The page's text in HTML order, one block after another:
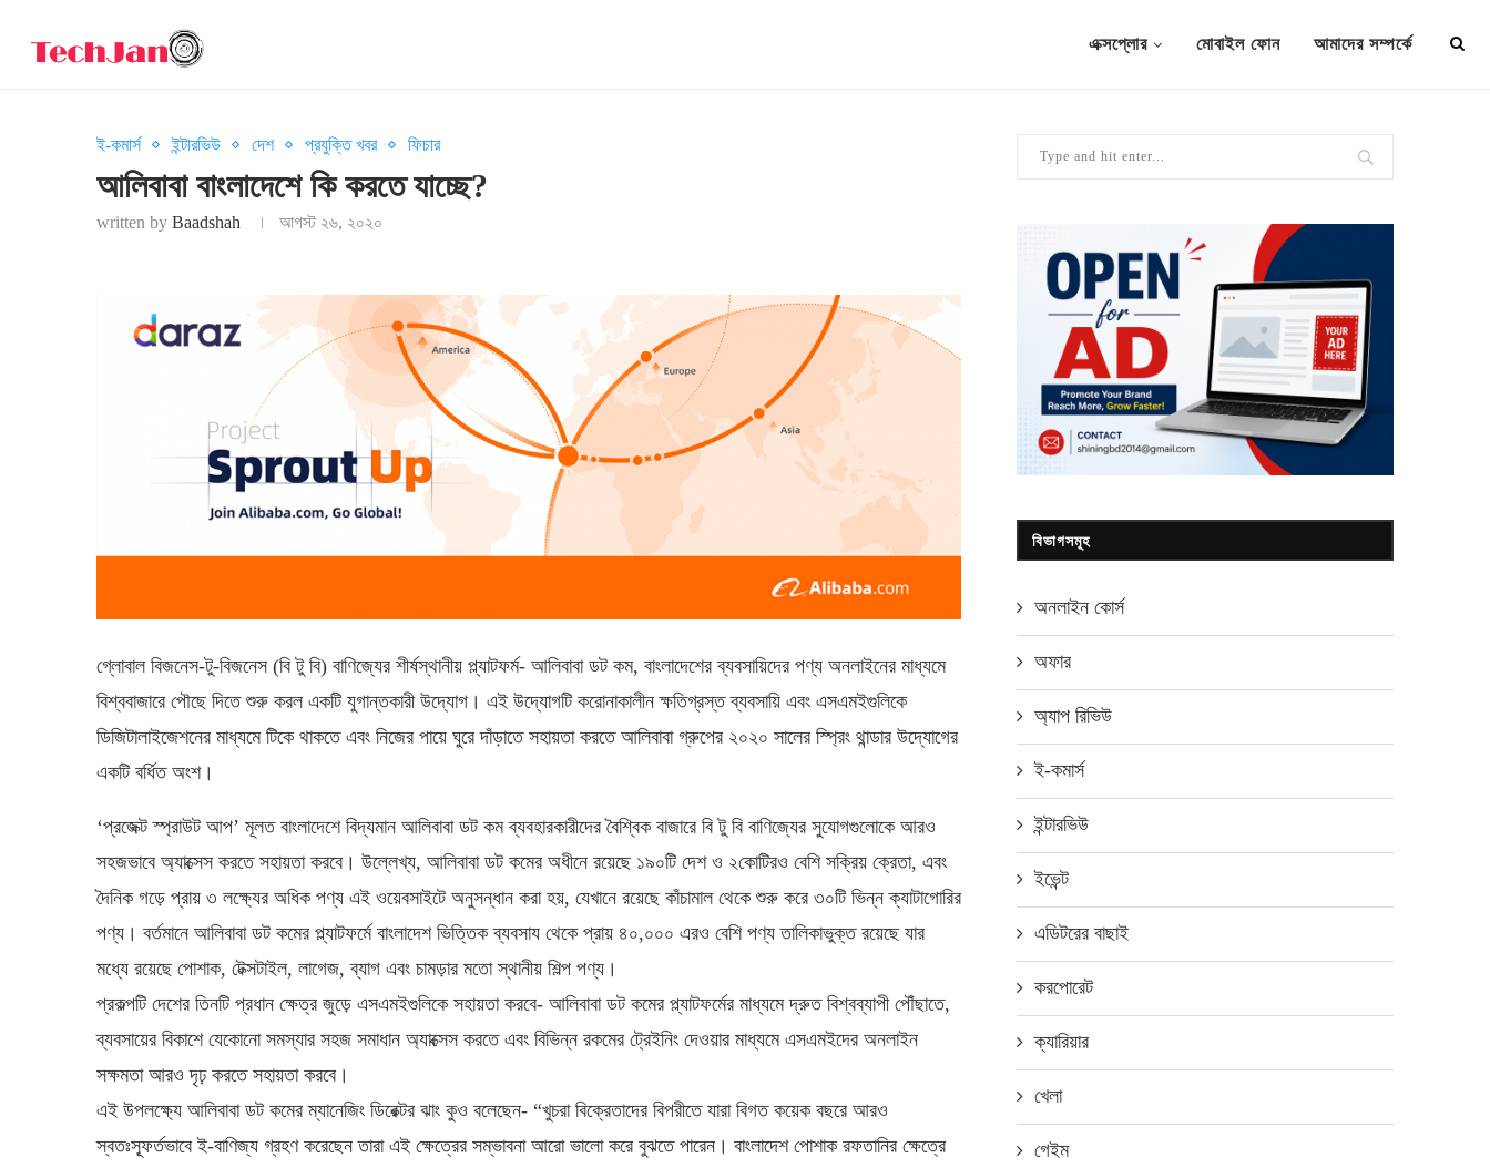
এক্সপ্লোর মোবাইল ফোন আমাদের সম্পর্কে
ই-কমার্স ইন্টারভিউ দেশ প্রযুক্তি খবর ফিচার
আলিবাবা বাংলাদেশে কি করতে যাচ্ছে?
written by Baadshah আগস্ট ২৬, ২০২০
গ্লোবাল বিজনেস-টু-বিজনেস (বি টু বি) বাণিজ্যের শীর্ষস্থানীয় প্ল্যাটফর্ম- আলিবাবা ডট কম, বাংলাদেশের ব্যবসায়িদের পণ্য অনলাইনের মাধ্যমে
বিশ্ববাজারে পৌছে দিতে শুরু করল একটি যুগান্তকারী উদ্যোগ। এই উদ্যোগটি করোনাকালীন ক্ষতিগ্রস্ত ব্যবসায়ি এবং এসএমইগুলিকে
ডিজিটালাইজেশনের মাধ্যমে টিকে থাকতে এবং নিজের পায়ে ঘুরে দাঁড়াতে সহায়তা করতে আলিবাবা গ্রুপের ২০২০ সালের স্প্রিং থান্ডার উদ্যোগের
একটি বর্ধিত অংশ।
‘প্রজেক্ট স্প্রাউট আপ’ মূলত বাংলাদেশে বিদ্যমান আলিবাবা ডট কম ব্যবহারকারীদের বৈশ্বিক বাজারে বি টু বি বাণিজ্যের সুযোগগুলোকে আরও
সহজভাবে অ্যাক্সেস করতে সহায়তা করবে। উল্লেখ্য, আলিবাবা ডট কমের অধীনে রয়েছে ১৯০টি দেশ ও ২কোটিরও বেশি সক্রিয় ক্রেতা, এবং
দৈনিক গড়ে প্রায় ৩ লক্ষ্যের অধিক পণ্য এই ওয়েবসাইটে অনুসন্ধান করা হয়, যেখানে রয়েছে কাঁচামাল থেকে শুরু করে ৩০টি ভিন্ন ক্যাটাগোরির
পণ্য। বর্তমানে আলিবাবা ডট কমের প্ল্যাটফর্মে বাংলাদেশ ভিত্তিক ব্যবসায থেকে প্রায় ৪০,০০০ এরও বেশি পণ্য তালিকাভুক্ত রয়েছে যার
মধ্যে রয়েছে পোশাক, টেক্সটাইল, লাগেজ, ব্যাগ এবং চামড়ার মতো স্থানীয় শিল্প পণ্য।
প্রকল্পটি দেশের তিনটি প্রধান ক্ষেত্র জুড়ে এসএমইগুলিকে সহায়তা করবে- আলিবাবা ডট কমের প্ল্যাটফর্মের মাধ্যমে দ্রুত বিশ্বব্যাপী পৌঁছাতে,
ব্যবসায়ের বিকাশে যেকোনো সমস্যার সহজ সমাধান অ্যাক্সেস করতে এবং বিভিন্ন রকমের ট্রেইনিং দেওয়ার মাধ্যমে এসএমইদের অনলাইন
সক্ষমতা আরও দৃঢ় করতে সহায়তা করবে।
এই উপলক্ষ্যে আলিবাবা ডট কমের ম্যানেজিং ডিরেক্টর ঝাং কুও বলেছেন- “খুচরা বিক্রেতাদের বিপরীতে যারা বিগত কয়েক বছরে আরও
স্বতঃস্ফূর্তভাবে ই-বাণিজ্য গ্রহণ করেছেন তারা এই ক্ষেত্রের সম্ভাবনা আরো ভালো করে বুঝতে পারেন। বাংলাদেশ পোশাক রফতানির ক্ষেত্রে
বিভাগসমূহ
অনলাইন কোর্স
অফার
অ্যাপ রিভিউ
ই-কমার্স
ইন্টারভিউ
ইভেন্ট
এডিটরের বাছাই
করপোরেট
ক্যারিয়ার
খেলা
গেইম